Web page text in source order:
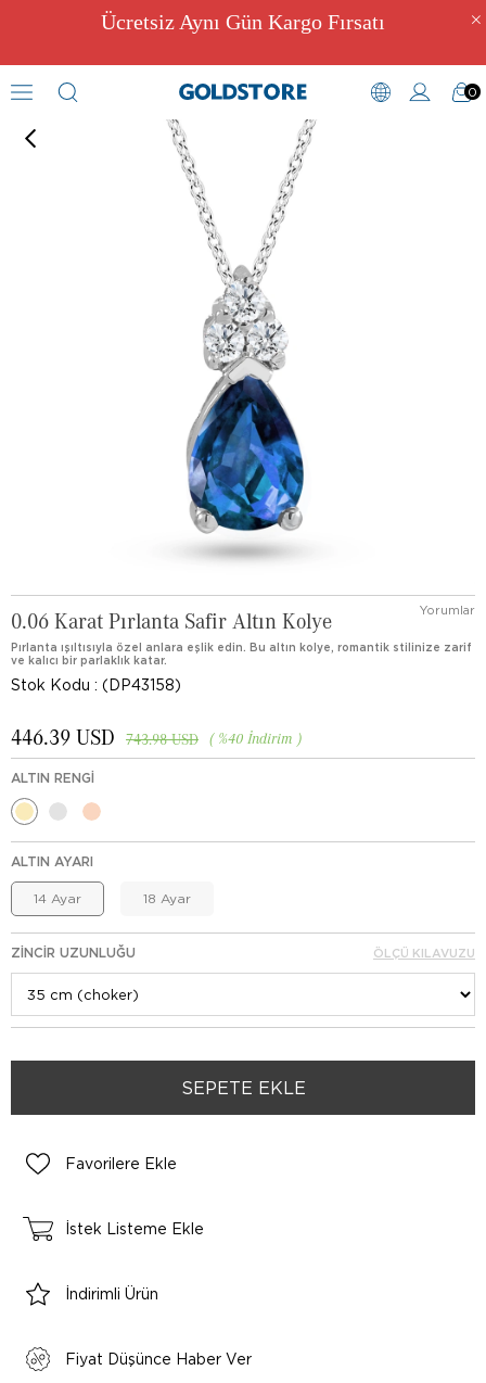
Ücretsiz Aynı Gün Kargo Fırsatı
0
Pırlantalı Kolye Modelleri
0.06 Karat Pırlanta Safir Altın Kolye Yorumlar
Pırlanta ışıltısıyla özel anlara eşlik edin. Bu altın kolye, romantik stilinize zarif
ve kalıcı bir parlaklık katar.
Stok Kodu (DP43158)
%40 İndirim
743.98 USD
446.39 USD
ALTIN RENGI
ALTIN AYARI
14 Ayar 18 Ayar
ZINCIR UZUNLUĞU ÖLÇÜ KILAVUZU
Favorilere Ekle
İstek Listeme Ekle
İndirimli Ürün
Fiyat Düşünce Haber Ver